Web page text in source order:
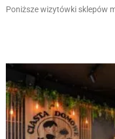
Poniższe wizytówki sklepów